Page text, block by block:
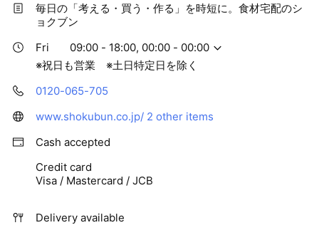
毎日の「考える・買う・作る」を時短に。食材宅配のシ
ョクブン
Fri
09:00 - 18:00, 00:00 - 00:00
※祝日も営業 ※土日特定日を除く
0120-065-705
www.shokubun.co.jp/ 2 other items
Cash accepted
Credit card
Visa / Mastercard / JCB
Delivery available